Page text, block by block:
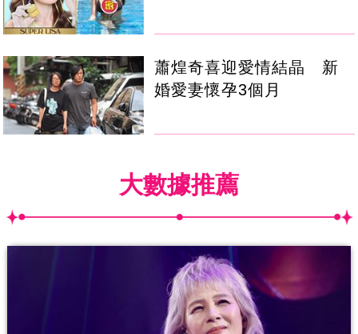
蕭煌奇喜迎愛情結晶 新
婚愛妻懷孕3個月
大數據推薦